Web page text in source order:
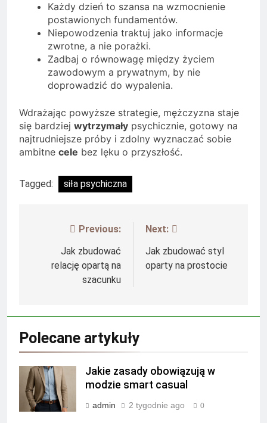
Każdy dzień to szansa na wzmocnienie
postawionych fundamentów.
Niepowodzenia traktuj jako informacje
zwrotne, a nie porażki.
Zadbaj o równowagę między życiem
zawodowym a prywatnym, by nie
doprowadzić do wypalenia.
Wdrażając powyższe strategie, mężczyzna staje
się bardziej wytrzymały psychicznie, gotowy na
najtrudniejsze próby i zdolny wyznaczać sobie
ambitne cele bez lęku o przyszłość.
Tagged: siła psychiczna
Nawigacja
wpisu
Previous:
Jak zbudować
relację opartą na
szacunku
Next:
Jak zbudować styl
oparty na prostocie
Polecane artykuły
Jakie zasady obowiązują w
modzie smart casual
admin 2 tygodnie ago 0